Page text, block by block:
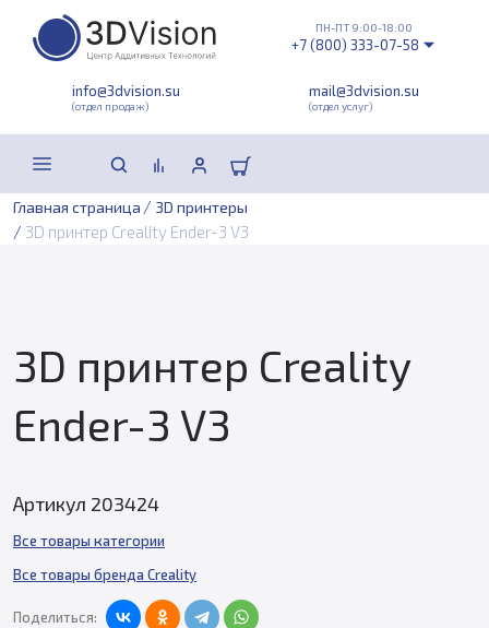
info@3dvision.su
(отдел продаж)
mail@3dvision.su
(отдел услуг)
ПН-ПТ 9:00-18:00
+7 (800) 333-07-58
Главная страница / 3D принтеры
/ 3D принтер Creality Ender-3 V3
3D принтер Creality
Ender-3 V3
Артикул 203424
Все товары категории
Все товары бренда Creality
Поделиться: